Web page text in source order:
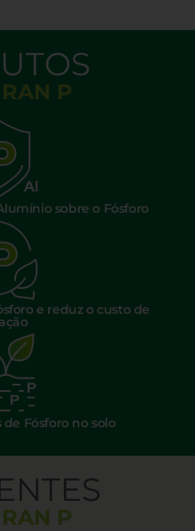
P
sobre o Fósforo
e reduz o custo de
Fósforo no solo
P